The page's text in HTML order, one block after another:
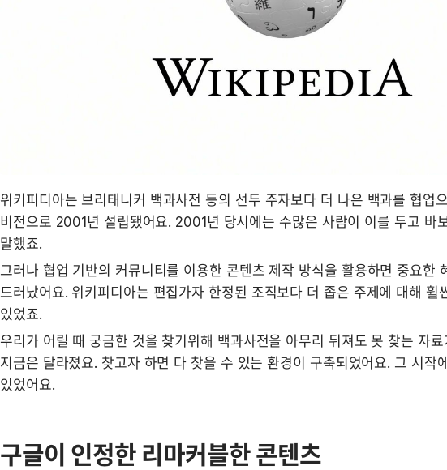
위키피디아는 브리태니커 백과사전 등의 선두 주자보다 더 나은 백과를 협업
비전으로 2001년 설립됐어요. 2001년 당시에는 수많은 사람이 이를 두고 바
말했죠.
그러나 협업 기반의 커뮤니티를 이용한 콘텐츠 제작 방식을 활용하면 중요한
드러났어요. 위키피디아는 편집가자 한정된 조직보다 더 좁은 주제에 대해 훨
있었죠.
우리가 어릴 때 궁금한 것을 찾기위해 백과사전을 아무리 뒤져도 못 찾는 자
지금은 달라졌요. 찾고자 하면 다 찾을 수 있는 환경이 구축되었어요. 그 시작
있었어요.
구글이 인정한 리마커블한 콘텐츠